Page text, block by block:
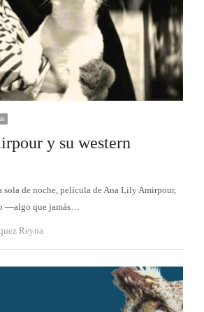
y su western
sola de noche, película de Ana Lily Amirpour,
—algo que jamás…
Reyna